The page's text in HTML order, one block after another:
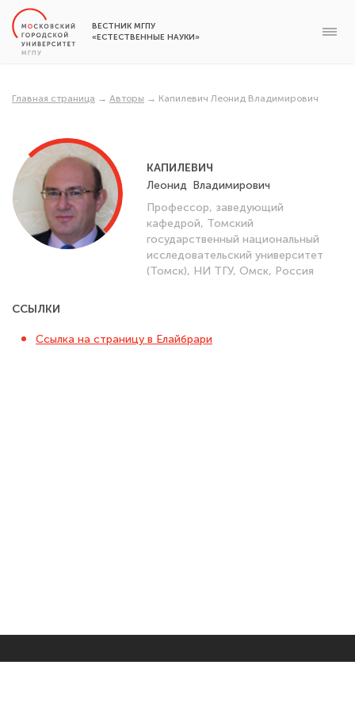
ВЕСТНИК МГПУ
«ЕСТЕСТВЕННЫЕ НАУКИ»
Главная страница → Авторы → Капилевич Леонид Владимирович
КАПИЛЕВИЧ
Леонид Владимирович
Профессор, заведующий
кафедрой, Томский
государственный национальный
исследовательский университет
(Томск), НИ ТГУ, Омск, Россия
ССЫЛКИ
Ссылка на страницу в Елайбрари